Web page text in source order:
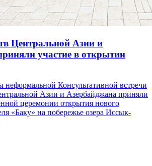
Центральной Азии и
участие в открытии
Консультативной встречи
Азии и Азербайджана приняли
церемонии открытия нового
«Баку» на побережье озера Иссык-